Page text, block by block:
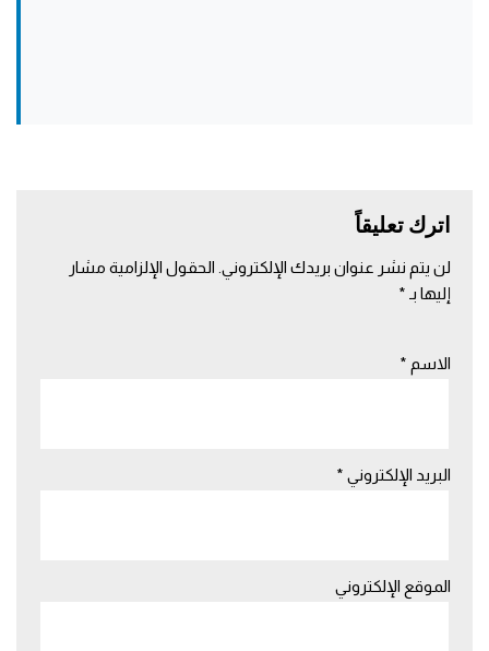
اترك تعليقاً
لن يتم نشر عنوان بريدك الإلكتروني. الحقول الإلزامية مشار
إليها بـ *
الاسم *
البريد الإلكتروني *
الموقع الإلكتروني